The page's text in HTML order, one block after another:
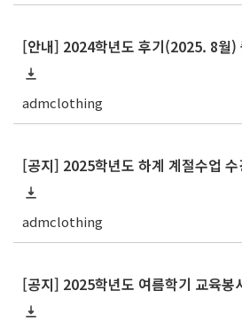
admclothing
admclothing